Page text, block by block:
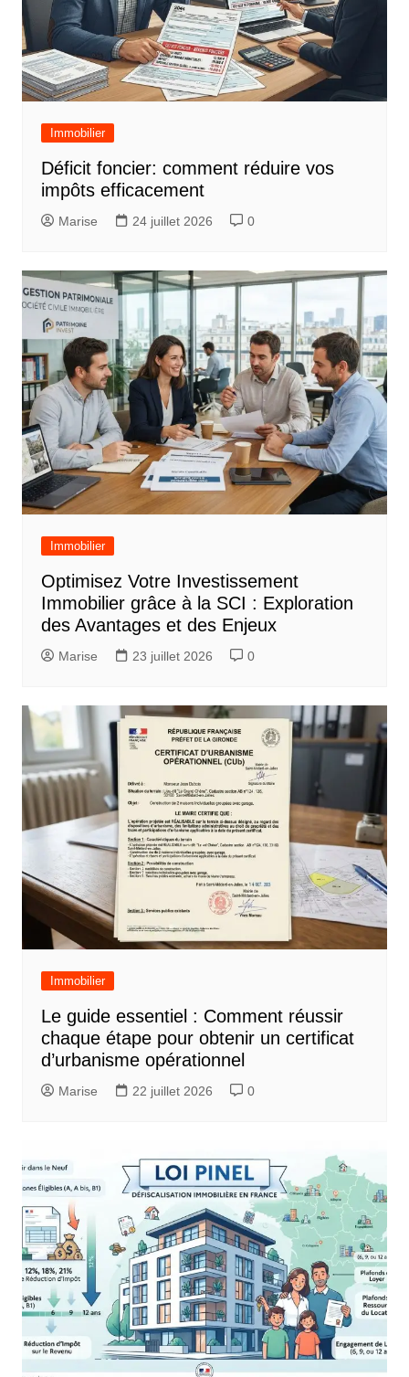
Immobilier
Déficit foncier: comment réduire vos
impôts efficacement
Marise 24 juillet 2026 0
Immobilier
Optimisez Votre Investissement
Immobilier grâce à la SCI : Exploration
des Avantages et des Enjeux
Marise 23 juillet 2026 0
Immobilier
Le guide essentiel : Comment réussir
chaque étape pour obtenir un certificat
d’urbanisme opérationnel
Marise 22 juillet 2026 0